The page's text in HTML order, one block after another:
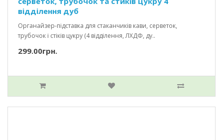
відділення дуб
Органайзер-підставка для стаканчиків кави, серветок,
трубочок і стіків цукру (4 відділення, ЛХДФ, ду..
299.00грн.